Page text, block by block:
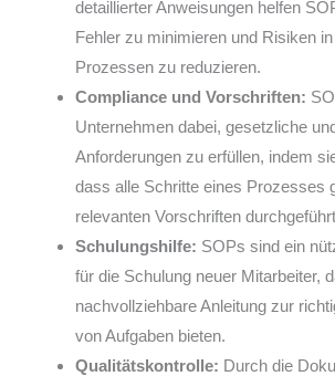
detaillierter Anweisungen helfen
Fehler zu minimieren und Risiken
Prozessen zu reduzieren.
Compliance und Vorschriften:
Unternehmen dabei, gesetzliche
Anforderungen zu erfüllen, indem
dass alle Schritte eines Prozesses
relevanten Vorschriften
Schulungshilfe: SOPs sind ein
für die Schulung neuer Mitarbeiter,
nachvollziehbare Anleitung zur
von Aufgaben bieten.
Qualitätskontrolle: Durch die